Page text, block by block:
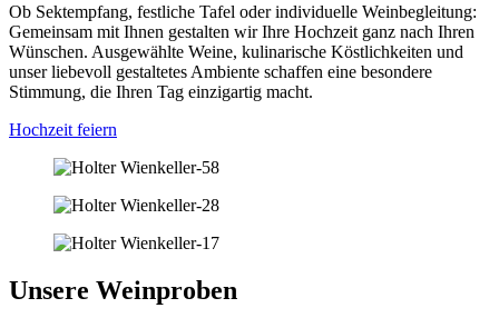
Ob Sektempfang, festliche Tafel oder individuelle Weinbegleitung:
Gemeinsam mit Ihnen gestalten wir Ihre Hochzeit ganz nach Ihren
Wünschen. Ausgewählte Weine, kulinarische Köstlichkeiten und
unser liebevoll gestaltetes Ambiente schaffen eine besondere
Stimmung, die Ihren Tag einzigartig macht.
Hochzeit feiern
Unsere Weinproben